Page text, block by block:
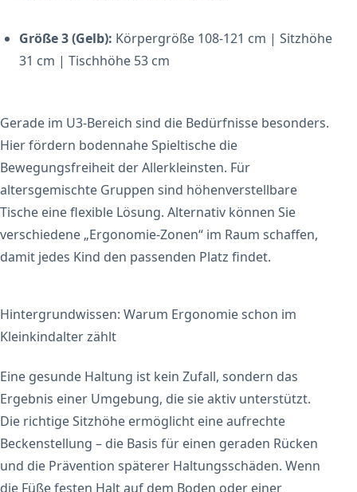
Größe 3 (Gelb): Körpergröße 108-121 cm | Sitzhöhe
31 cm | Tischhöhe 53 cm
Gerade im U3-Bereich sind die Bedürfnisse besonders.
Hier fördern bodennahe Spieltische die
Bewegungsfreiheit der Allerkleinsten. Für
altersgemischte Gruppen sind höhenverstellbare
Tische eine flexible Lösung. Alternativ können Sie
verschiedene „Ergonomie-Zonen“ im Raum schaffen,
damit jedes Kind den passenden Platz findet.
Hintergrundwissen: Warum Ergonomie schon im
Kleinkindalter zählt
Eine gesunde Haltung ist kein Zufall, sondern das
Ergebnis einer Umgebung, die sie aktiv unterstützt.
Die richtige Sitzhöhe ermöglicht eine aufrechte
Beckenstellung – die Basis für einen geraden Rücken
und die Prävention späterer Haltungsschäden. Wenn
die Füße festen Halt auf dem Boden oder einer